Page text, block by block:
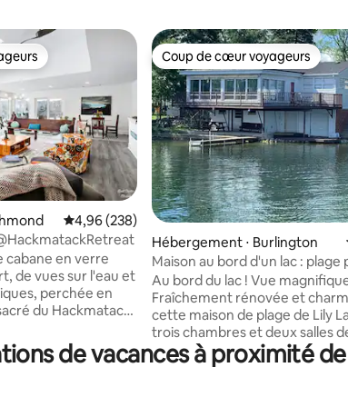
816 commentaires : 4,84 sur 5
Évaluation moyenne sur la base de 238
4,96 (238)
cabane en verre
de vues sur l'eau et
perchée en
du Hackmatack
étangs, des
ans et un grand
Coup de cœur voyageurs
Coup de cœur voyageurs
Hébergement ⋅ Burlington
Maison au bord d'un lac : plage
près du lac Léman
Au bord du lac ! Vue
Fraîchement rénovée et
cette maison de plage de Lily
trois chambres et deux salles
complètes est pratiquement
au-dessus de l'eau, de sorte
de vacances à proximité